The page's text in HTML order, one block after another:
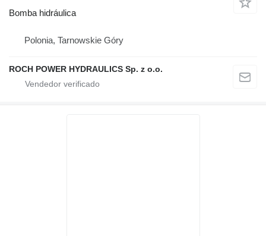
Bomba hidráulica
Polonia, Tarnowskie Góry
ROCH POWER HYDRAULICS Sp. z o.o.